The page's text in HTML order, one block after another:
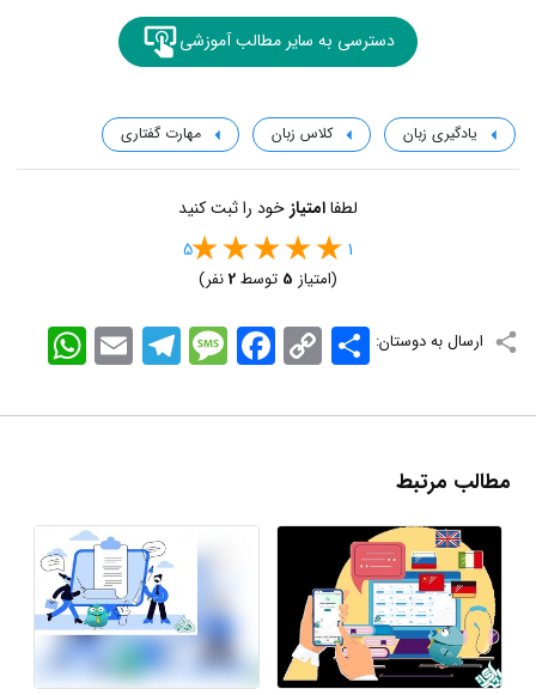
دسترسی به سایر مطالب آموزشی
یادگیری زبان کلاس زبان مهارت گفتاری
لطفاامتیاز خود را ثبت کنید
1
5
(امتیاز 5 توسط2نفر)
ارسال به دوستان: WhatsApp EmailTelegramMessageFacebook Copy
Link
اشتراک
مطالب مرتبط